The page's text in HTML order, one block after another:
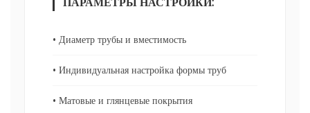
• Диаметр трубы и вместимость
• Индивидуальная настройка формы труб
• Матовые и глянцевые покрытия